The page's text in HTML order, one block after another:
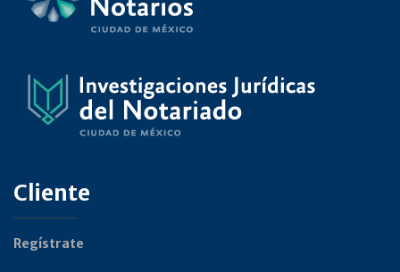
Cliente
Regístrate